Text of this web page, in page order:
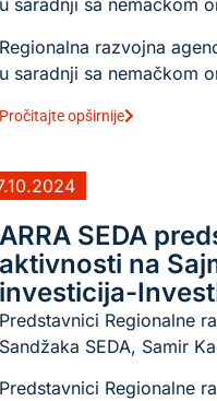
saradnji sa nemačkom
razvojna
saradnji sa nemačkom
opširnije
SEDA
na
Regionalne
SEDA, Samir
Regionalne